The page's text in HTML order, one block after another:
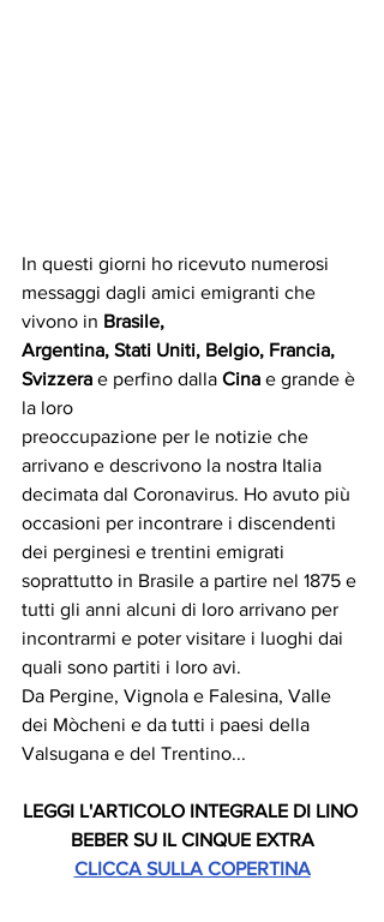
In questi giorni ho ricevuto numerosi
messaggi dagli amici emigranti che
vivono in Brasile,
Argentina, Stati Uniti, Belgio, Francia,
Svizzera e perfino dalla Cina e grande è
la loro
preoccupazione per le notizie che
arrivano e descrivono la nostra Italia
decimata dal Coronavirus. Ho avuto più
occasioni per incontrare i discendenti
dei perginesi e trentini emigrati
soprattutto in Brasile a partire nel 1875 e
tutti gli anni alcuni di loro arrivano per
incontrarmi e poter visitare i luoghi dai
quali sono partiti i loro avi.
Da Pergine, Vignola e Falesina, Valle
dei Mòcheni e da tutti i paesi della
Valsugana e del Trentino...
LEGGI L'ARTICOLO INTEGRALE DI LINO
BEBER SU IL CINQUE EXTRA
CLICCA SULLA COPERTINA